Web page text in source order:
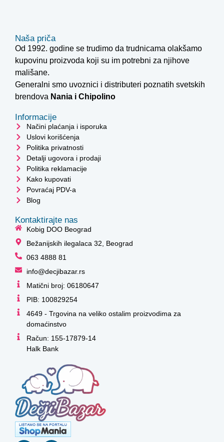
Naša priča
Od 1992. godine se trudimo da trudnicama olakšamo
kupovinu proizvoda koji su im potrebni za njihove
mališane.
Generalni smo uvoznici i distributeri poznatih svetskih
brendova Nania i Chipolino
Informacije
Načini plaćanja i isporuka
Uslovi korišćenja
Politika privatnosti
Detalji ugovora i prodaji
Politika reklamacije
Kako kupovati
Povraćaj PDV-a
Blog
Kontaktirajte nas
Kobig DOO Beograd
Bežanijskih ilegalaca 32, Beograd
063 4888 81
info@decjibazar.rs
Matični broj: 06180647
PIB: 100829254
4649 - Trgovina na veliko ostalim proizvodima za
domaćinstvo
Račun: 155-17879-14
Halk Bank